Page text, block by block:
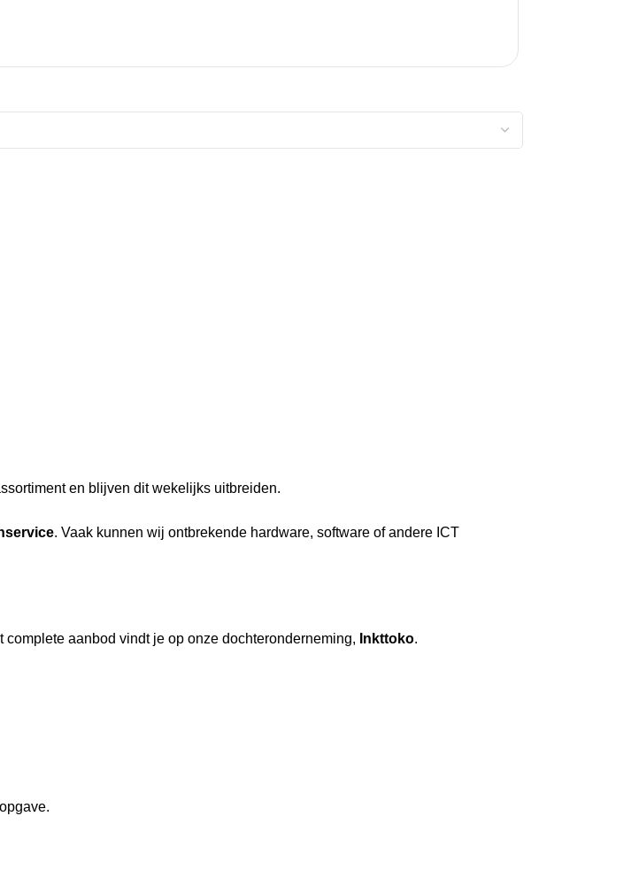
en blijven dit wekelijks uitbreiden.
. Vaak kunnen wij ontbrekende hardware, software of andere ICT
aanbod vindt je op onze dochteronderneming, Inkttoko.